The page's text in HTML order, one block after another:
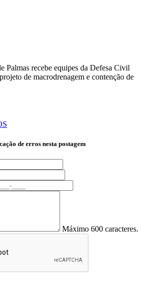
de erros nesta postagem
Máximo 600 caracteres.